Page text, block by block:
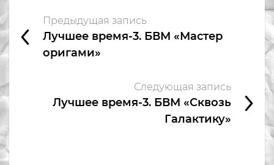
Предыдущая запись
Лучшее время-3. БВМ «Мастер
оригами»
Следующая запись
Лучшее время-3. БВМ «Сквозь
Галактику»